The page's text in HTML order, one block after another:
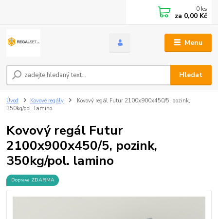
Menu
Hledat
0 ks
za 0,00 Kč
Úvod Kovové regály
Kovový regál Futur 2100x900x450/5, pozink,
350kg/pol. lamino
Kovový regál Futur
2100x900x450/5, pozink,
350kg/pol. lamino
Doprava ZDARMA